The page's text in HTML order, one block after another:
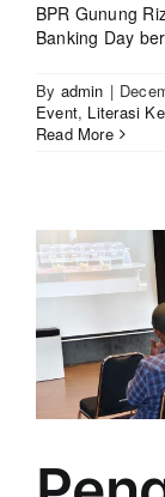
BPR Gunung
Banking Day
By admin |
Event, Literasi
Read More